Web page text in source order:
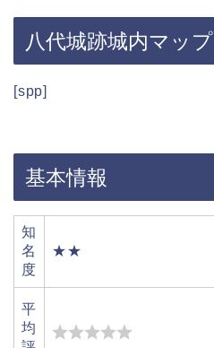
八代城跡城内マップ
[spp]
基本情報
知
名
度
★★
平
均